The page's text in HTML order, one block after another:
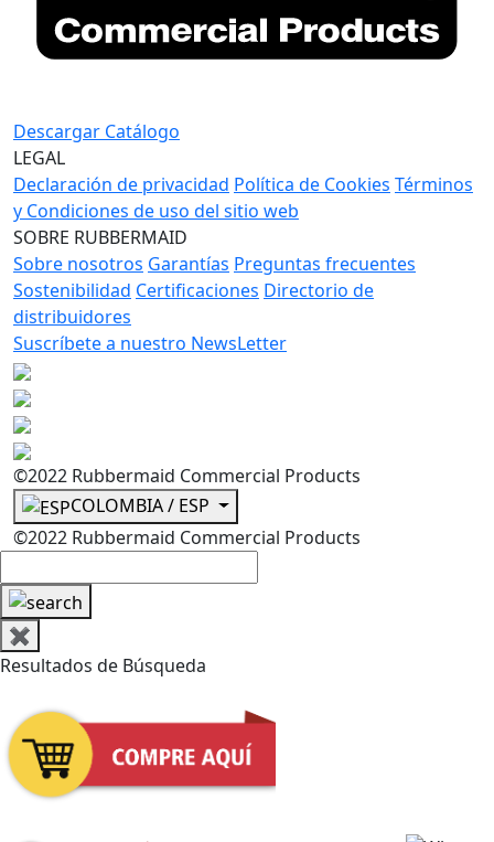
Descargar Catálogo
LEGAL
Declaración de privacidad Política de Cookies Términos
y Condiciones de uso del sitio web
SOBRE RUBBERMAID
Sobre nosotros Garantías Preguntas frecuentes
Sostenibilidad Certificaciones Directorio de
distribuidores
Suscríbete a nuestro NewsLetter
©2022 Rubbermaid Commercial Products
COLOMBIA / ESP
©2022 Rubbermaid Commercial Products
✖
Resultados de Búsqueda